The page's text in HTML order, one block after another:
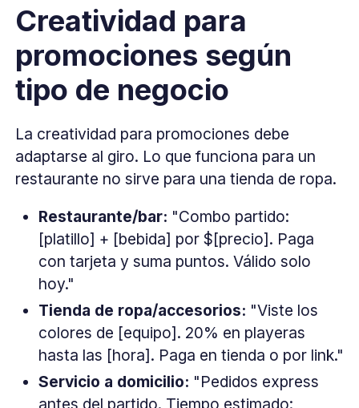
Creatividad para
promociones según
tipo de negocio
La creatividad para promociones debe
adaptarse al giro. Lo que funciona para un
restaurante no sirve para una tienda de ropa.
Restaurante/bar: "Combo partido:
[platillo] + [bebida] por $[precio]. Paga
con tarjeta y suma puntos. Válido solo
hoy."
Tienda de ropa/accesorios: "Viste los
colores de [equipo]. 20% en playeras
hasta las [hora]. Paga en tienda o por link."
Servicio a domicilio: "Pedidos express
antes del partido. Tiempo estimado: